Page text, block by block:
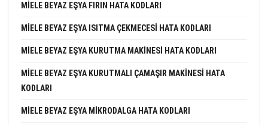
MIELE BEYAZ EŞYA FIRIN HATA KODLARI
MIELE BEYAZ EŞYA ISITMA ÇEKMECESI HATA KODLARI
MIELE BEYAZ EŞYA KURUTMA MAKINESI HATA KODLARI
MIELE BEYAZ EŞYA KURUTMALI ÇAMAŞIR MAKINESI HATA
KODLARI
MIELE BEYAZ EŞYA MIKRODALGA HATA KODLARI